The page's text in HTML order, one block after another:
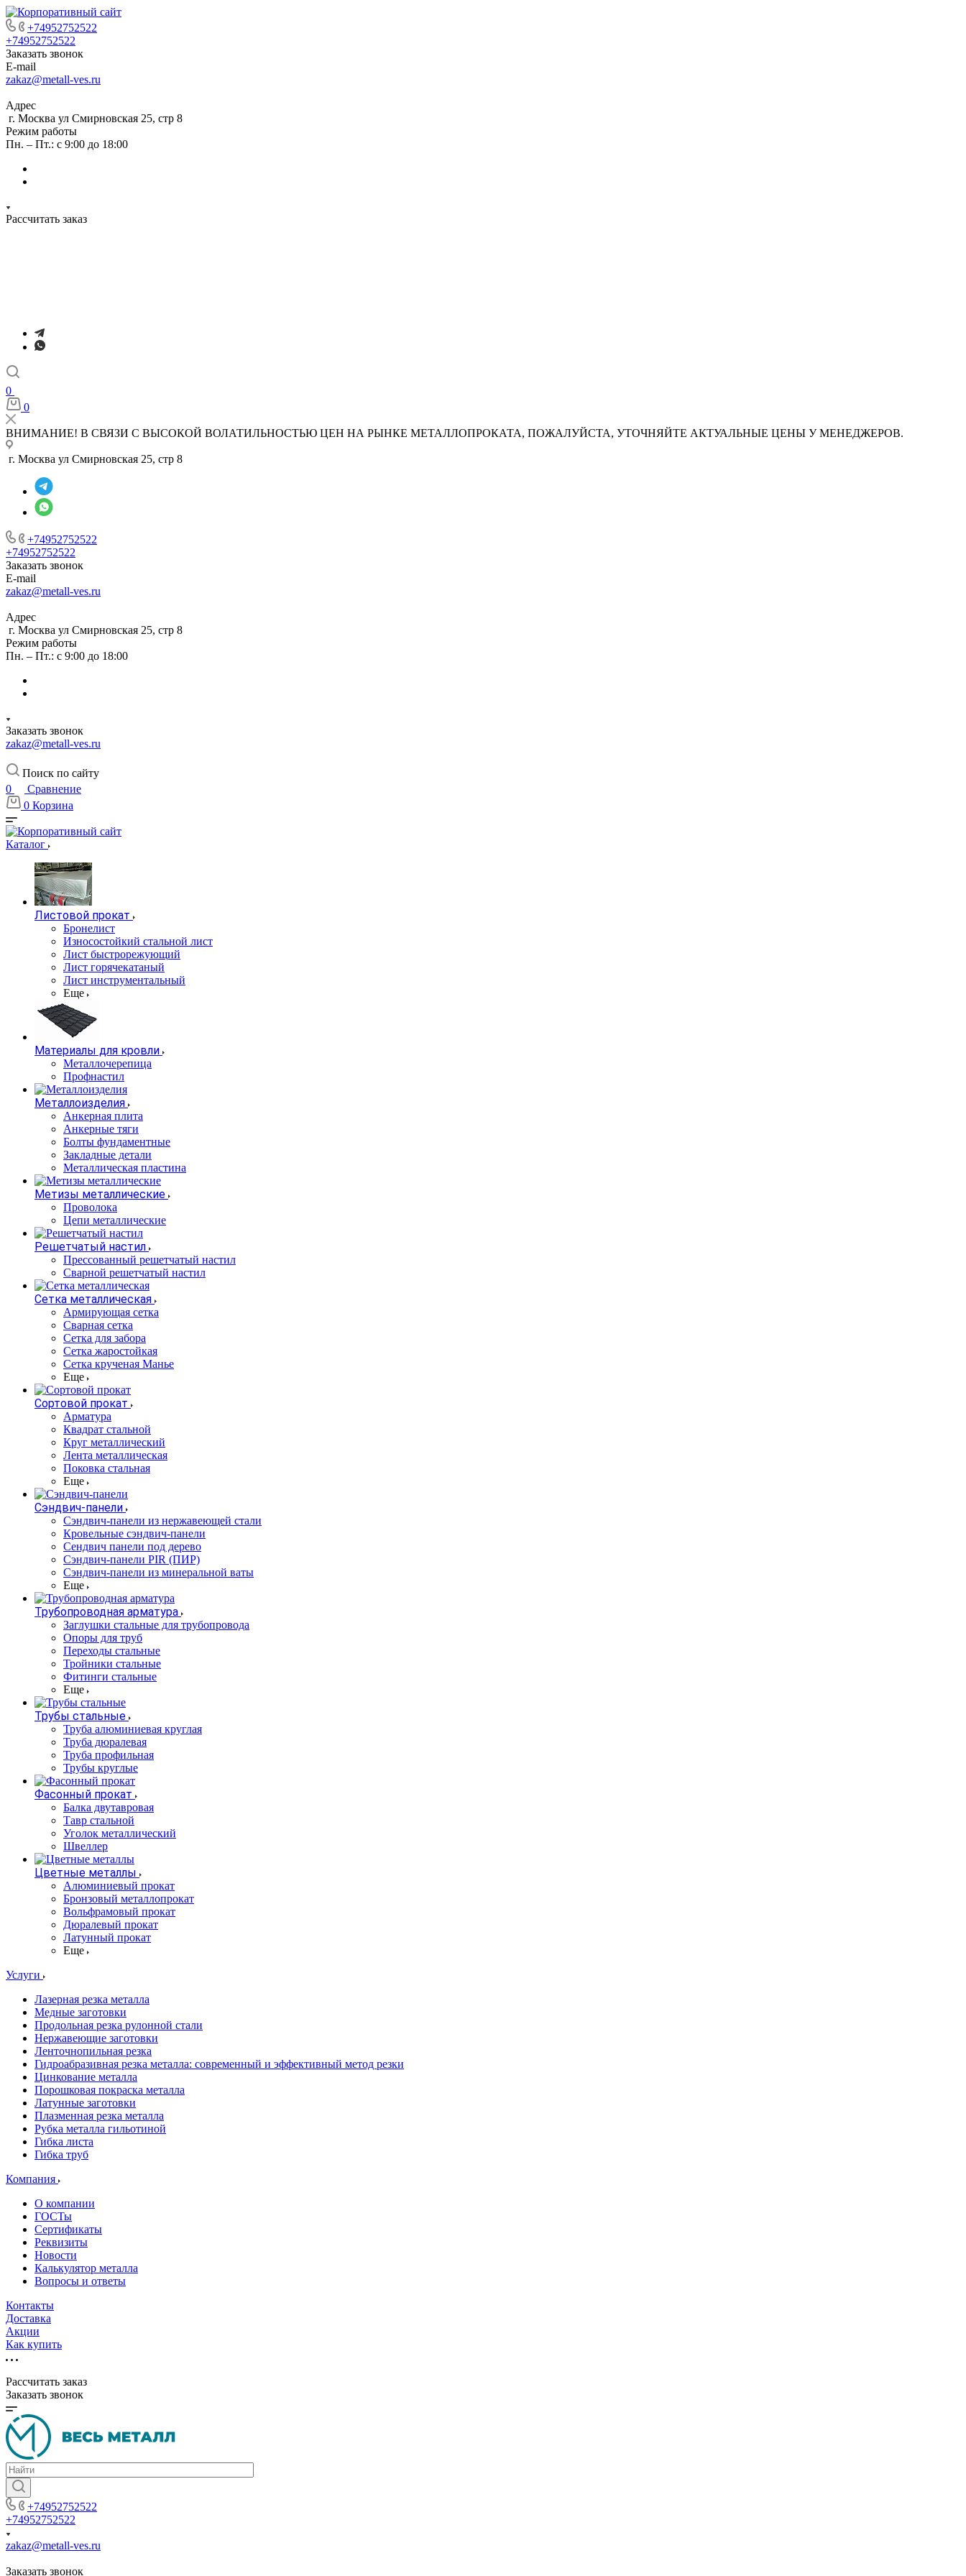
+74952752522
+74952752522
Заказать звонок
E-mail
zakaz@metall-ves.ru
Адрес
г. Москва ул Смирновская 25, стр 8
Режим работы
Пн. – Пт.: с 9:00 до 18:00
Рассчитать заказ
0
0
ВНИМАНИЕ! В СВЯЗИ С ВЫСОКОЙ ВОЛАТИЛЬНОСТЬЮ ЦЕН НА РЫНКЕ МЕТАЛЛОПРОКАТА, ПОЖАЛУЙСТА, УТОЧНЯЙТЕ АКТУАЛЬНЫЕ ЦЕНЫ У МЕНЕДЖЕРОВ.
г. Москва ул Смирновская 25, стр 8
+74952752522
+74952752522
Заказать звонок
E-mail
zakaz@metall-ves.ru
Адрес
г. Москва ул Смирновская 25, стр 8
Режим работы
Пн. – Пт.: с 9:00 до 18:00
Заказать звонок
zakaz@metall-ves.ru
Поиск по сайту
0
Сравнение
0 Корзина
Каталог
Листовой прокат
Бронелист
Износостойкий стальной лист
Лист быстрорежующий
Лист горячекатаный
Лист инструментальный
Еще
Материалы для кровли
Металлочерепица
Профнастил
Металлоизделия
Анкерная плита
Анкерные тяги
Болты фундаментные
Закладные детали
Металлическая пластина
Метизы металлические
Проволока
Цепи металлические
Решетчатый настил
Прессованный решетчатый настил
Сварной решетчатый настил
Сетка металлическая
Армирующая сетка
Сварная сетка
Сетка для забора
Сетка жаростойкая
Сетка крученая Манье
Еще
Сортовой прокат
Арматура
Квадрат стальной
Круг металлический
Лента металлическая
Поковка стальная
Еще
Сэндвич-панели
Cэндвич-панели из нержавеющей стали
Кровельные сэндвич-панели
Сендвич панели под дерево
Сэндвич-панели PIR (ПИР)
Сэндвич-панели из минеральной ваты
Еще
Трубопроводная арматура
Заглушки стальные для трубопровода
Опоры для труб
Переходы стальные
Тройники стальные
Фитинги стальные
Еще
Трубы стальные
Труба алюминиевая круглая
Труба дюралевая
Труба профильная
Трубы круглые
Фасонный прокат
Балка двутавровая
Тавр стальной
Уголок металлический
Швеллер
Цветные металлы
Алюминиевый прокат
Бронзовый металлопрокат
Вольфрамовый прокат
Дюралевый прокат
Латунный прокат
Еще
Услуги
Лазерная резка металла
Медные заготовки
Продольная резка рулонной стали
Нержавеющие заготовки
Ленточнопильная резка
Гидроабразивная резка металла: современный и эффективный метод резки
Цинкование металла
Порошковая покраска металла
Латунные заготовки
Плазменная резка металла
Рубка металла гильотиной
Гибка листа
Гибка труб
Компания
О компании
ГОСТы
Сертификаты
Реквизиты
Новости
Калькулятор металла
Вопросы и ответы
Контакты
Доставка
Акции
Как купить
Рассчитать заказ
Заказать звонок
+74952752522
+74952752522
zakaz@metall-ves.ru
Заказать звонок